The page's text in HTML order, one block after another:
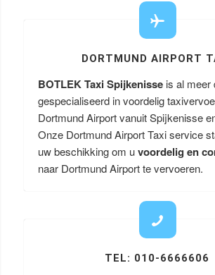
DORTMUND AIRPORT
BOTLEK Taxi Spijkenisse is al meer
gespecialiseerd in voordelig
Dortmund Airport vanuit Spijkenisse
Onze Dortmund Airport Taxi service
uw beschikking om uvoordelig en
naar Dortmund Airport te vervoeren.
TEL: 010-6666606